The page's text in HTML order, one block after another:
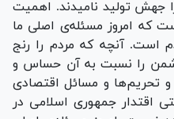
جهش تولید نامیدند. اهمیت
که امروز مسئله‌ی اصلی ما
است. آنچه که مردم را رنج
را نسبت به آن حساس و
و تحریم‌ها و مسائل اقتصادی
اقتدار جمهوری اسلامی در